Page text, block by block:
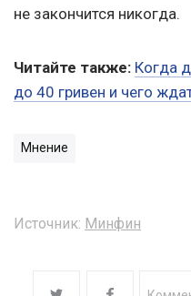
не закончится никогда.
Читайте также: Когда
до 40 гривен и чего
Мнение
Источник: Минфин